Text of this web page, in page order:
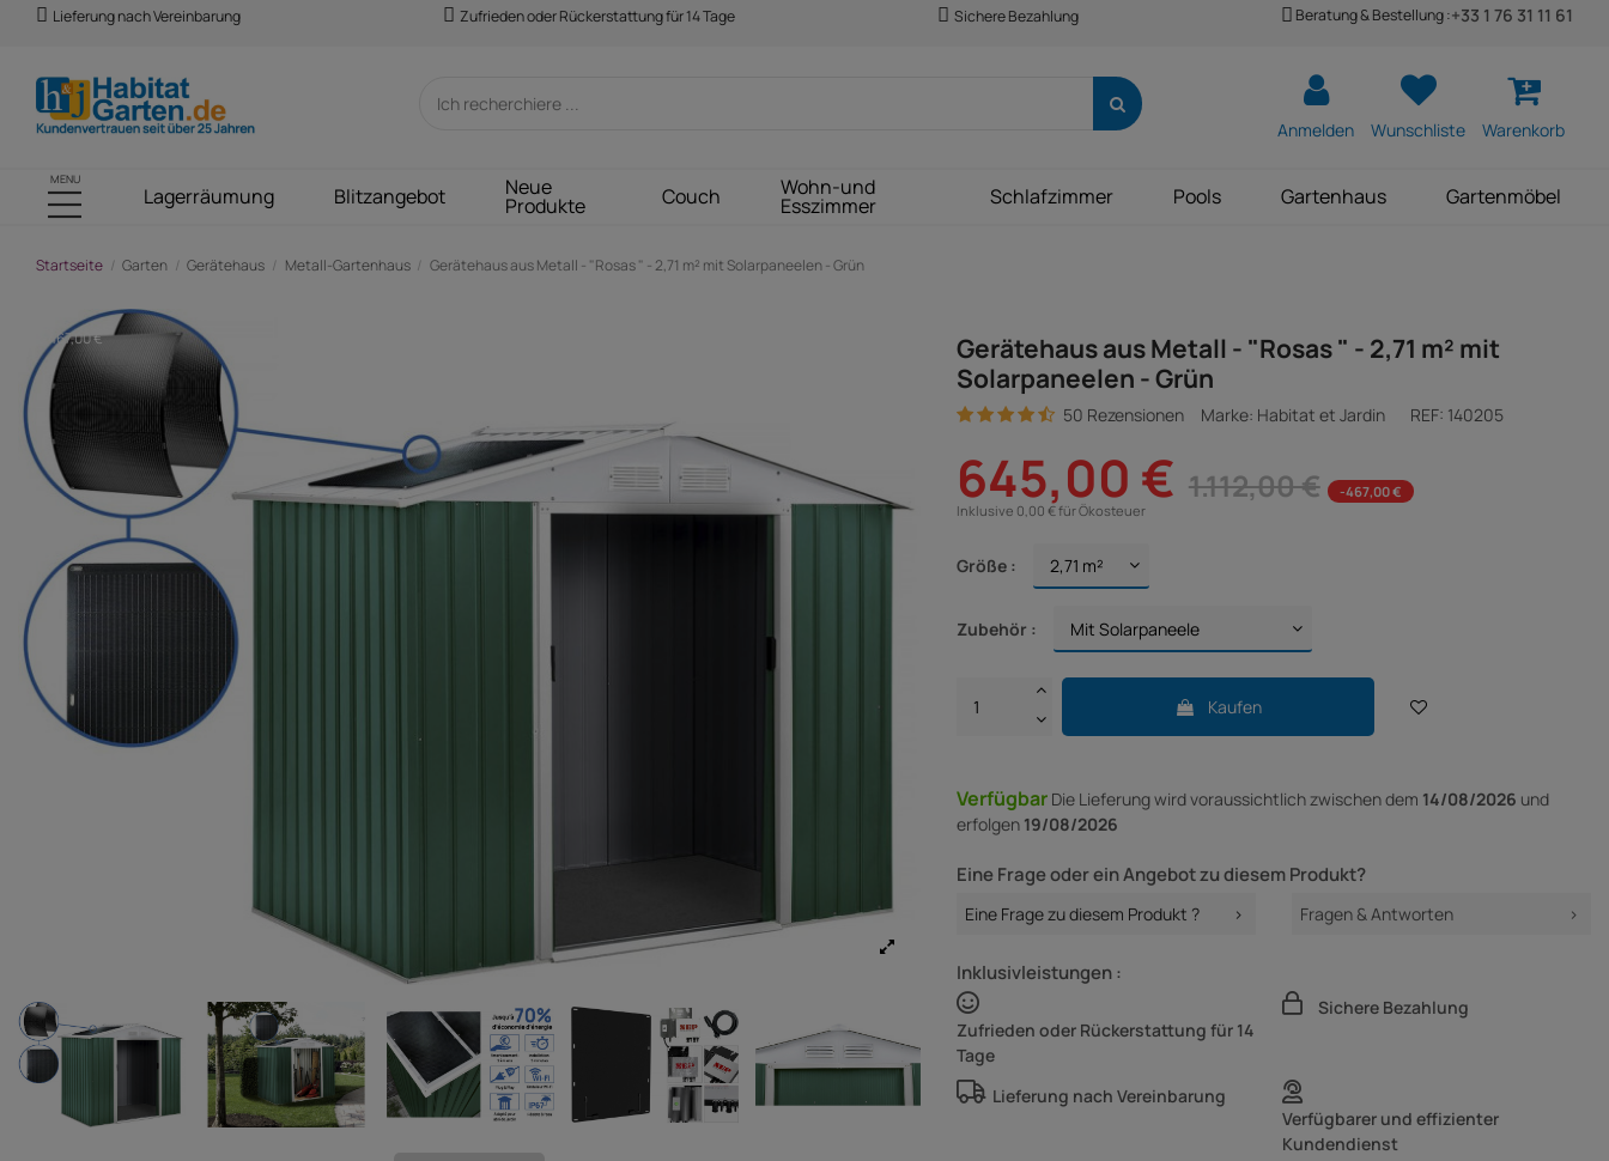
Lieferung nach Vereinbarung Zufrieden oder Rückerstattung für 14 Tage Sichere Bezahlung Beratung & Bestellung :+33 1 76 31 11 61
Anmelden Wunschliste Warenkorb
MENU
Lagerräumung Blitzangebot Neue
Produkte Couch Wohn-und
Esszimmer Schlafzimmer Pools Gartenhaus Gartenmöbel
Startseite Garten Gerätehaus Metall-Gartenhaus Gerätehaus aus Metall - "Rosas " - 2,71 m² mit Solarpaneelen - Grün
-467,00 €
Gerätehaus aus Metall - "Rosas " - 2,71 m² mit
Solarpaneelen - Grün
50 Rezensionen Marke: Habitat et Jardin REF: 140205
645,00 € 1.112,00 €
-467,00 €
Inklusive 0,00 € für Ökosteuer
Größe :
Zubehör :
Kaufen
Verfügbar Die Lieferungwird voraussichtlich zwischen dem 14/08/2026 und
erfolgen 19/08/2026
Eine Frage oder ein Angebot zu diesem Produkt?
Eine Frage zu diesem Produkt ? Fragen & Antworten
Inklusivleistungen :
Zufrieden oder Rückerstattung für 14
Tage
Sichere Bezahlung
Lieferung nach Vereinbarung
Verfügbarer und effizienter
Kundendienst